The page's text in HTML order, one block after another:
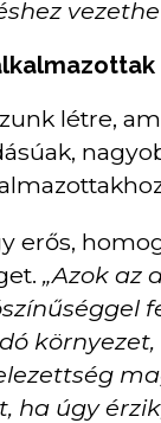
létre,
erős,
„Azok az
ha úgy